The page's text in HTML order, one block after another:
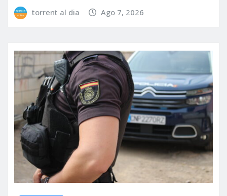
torrent al dia Ago 7, 2026